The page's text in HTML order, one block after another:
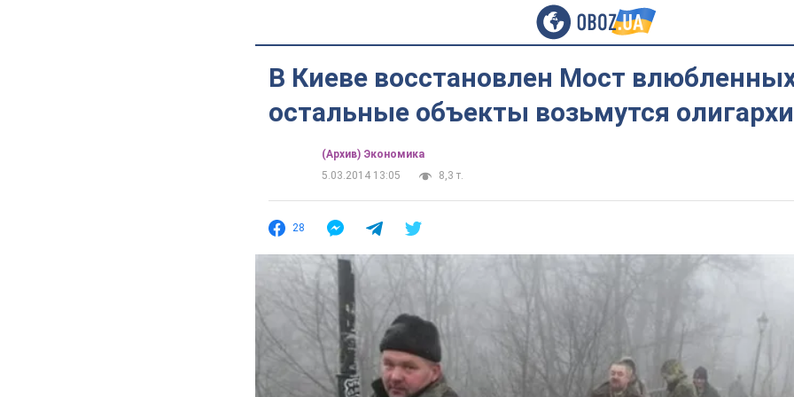
В Киеве восстановлен Мост
остальные объекты возьмутся олигархи
(Архив) Экономика
5.03.2014 13:05
8,3 т.
28